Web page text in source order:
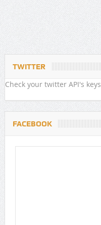
TWITTER
Check your twitter API's keys
FACEBOOK